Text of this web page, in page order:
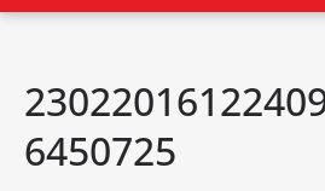
6450725